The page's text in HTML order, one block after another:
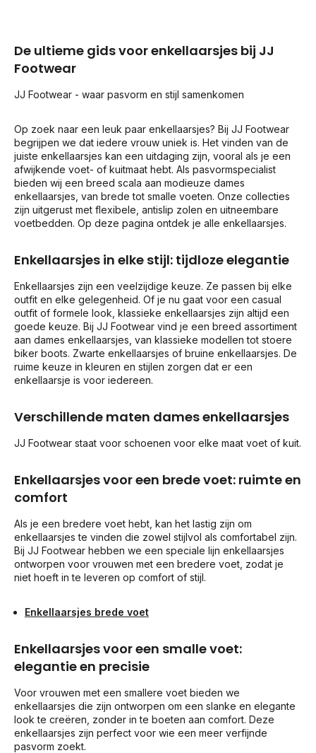
De ultieme gids voor enkellaarsjes bij JJ
Footwear
JJ Footwear - waar pasvorm en stijl samenkomen
Op zoek naar een leuk paar enkellaarsjes? Bij JJ Footwear
begrijpen we dat iedere vrouw uniek is. Het vinden van de
juiste enkellaarsjes kan een uitdaging zijn, vooral als je een
afwijkende voet- of kuitmaat hebt. Als pasvormspecialist
bieden wij een breed scala aan modieuze dames
enkellaarsjes, van brede tot smalle voeten. Onze collecties
zijn uitgerust met flexibele, antislip zolen en uitneembare
voetbedden. Op deze pagina ontdek je alle enkellaarsjes.
Enkellaarsjes in elke stijl: tijdloze elegantie
Enkellaarsjes zijn een veelzijdige keuze. Ze passen bij elke
outfit en elke gelegenheid. Of je nu gaat voor een casual
outfit of formele look, klassieke enkellaarsjes zijn altijd een
goede keuze. Bij JJ Footwear vind je een breed assortiment
aan dames enkellaarsjes, van klassieke modellen tot stoere
biker boots. Zwarte enkellaarsjes of bruine enkellaarsjes. De
ruime keuze in kleuren en stijlen zorgen dat er een
enkellaarsje is voor iedereen.
Verschillende maten dames enkellaarsjes
JJ Footwear staat voor schoenen voor elke maat voet of kuit.
Enkellaarsjes voor een brede voet: ruimte en
comfort
Als je een bredere voet hebt, kan het lastig zijn om
enkellaarsjes te vinden die zowel stijlvol als comfortabel zijn.
Bij JJ Footwear hebben we een speciale lijn enkellaarsjes
ontworpen voor vrouwen met een bredere voet, zodat je
niet hoeft in te leveren op comfort of stijl.
Enkellaarsjes brede voet
Enkellaarsjes voor een smalle voet:
elegantie en precisie
Voor vrouwen met een smallere voet bieden we
enkellaarsjes die zijn ontworpen om een slanke en elegante
look te creëren, zonder in te boeten aan comfort. Deze
enkellaarsjes zijn perfect voor wie een meer verfijnde
pasvorm zoekt.